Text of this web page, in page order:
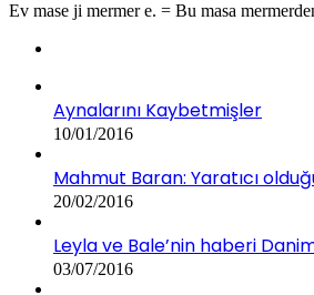
Ev mase ji mermer e. = Bu masa
Aynalarını Kaybetmişler
10/01/2016
Mahmut Baran: Yaratıcı
20/02/2016
Leyla ve Bale’nin haberi
03/07/2016